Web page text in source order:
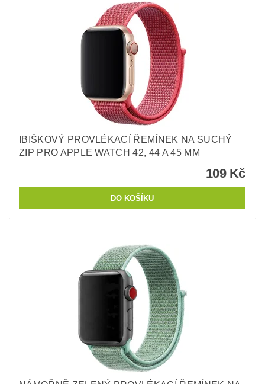
IBIŠKOVÝ PROVLÉKACÍ ŘEMÍNEK NA SUCHÝ
ZIP PRO APPLE WATCH 42, 44 A 45 MM
109 Kč